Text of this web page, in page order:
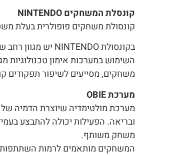
קונסלת המשחקים NINTENDO
קונסולת משחקים פופולרית בעלת
בקונסולת NINTENDO יש מגוון רחב של משחקים כגון: טניס, גולף, קליעה למטרה וכו' שמסייעים למוטוריקה עדינה וגסה ומשפרים את התנועה במרחב.
השימוש במערכות אימון
משחקים, מסייעים לשיפור תפקודים
מערכת OBIE
מערכת מולטימדיה שיוצרת הדמיה
ובריאה. הפעילות יכולה להתבצע
משחק משותף.
המשחקים מותאמים לרמות השתתפות